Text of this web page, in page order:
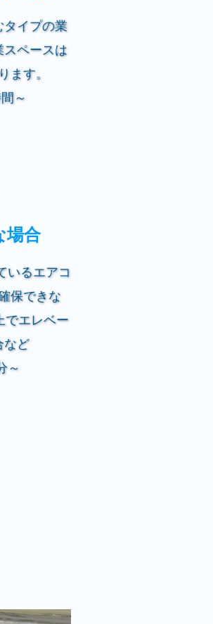
イプの業
ペースは
ます。
～
場合
いるエアコ
保できな
でエレベー
など
～